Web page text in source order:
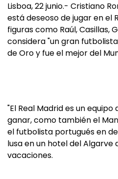
Lisboa, 22 junio.- Cristiano
está deseoso de jugar en el
figuras como Raúl, Casillas,
considera "un gran
de Oro y fue el mejor del
"El Real Madrid es un
ganar, como también el
el futbolista portugués en
lusa en un hotel del Algarve
vacaciones.